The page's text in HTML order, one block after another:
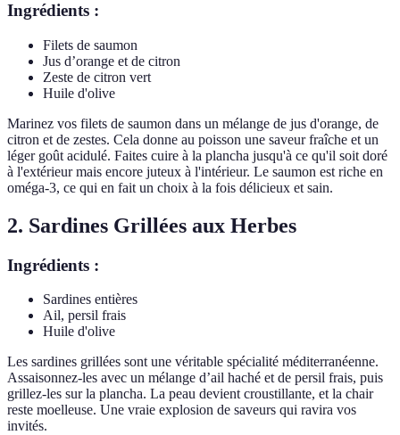
Ingrédients :
Filets de saumon
Jus d’orange et de citron
Zeste de citron vert
Huile d'olive
Marinez vos filets de saumon dans un mélange de jus d'orange, de
citron et de zestes. Cela donne au poisson une saveur fraîche et un
léger goût acidulé. Faites cuire à la plancha jusqu'à ce qu'il soit doré
à l'extérieur mais encore juteux à l'intérieur. Le saumon est riche en
oméga-3, ce qui en fait un choix à la fois délicieux et sain.
2. Sardines Grillées aux Herbes
Ingrédients :
Sardines entières
Ail, persil frais
Huile d'olive
Les sardines grillées sont une véritable spécialité méditerranéenne.
Assaisonnez-les avec un mélange d’ail haché et de persil frais, puis
grillez-les sur la plancha. La peau devient croustillante, et la chair
reste moelleuse. Une vraie explosion de saveurs qui ravira vos
invités.